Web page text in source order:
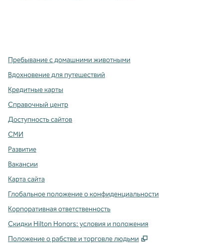
Пребывание с домашними животными
Вдохновение для путешествий
Кредитные карты
Справочный центр
Доступность сайтов
СМИ
Развитие
Вакансии
Карта сайта
Глобальное положение о конфиденциальности
Корпоративная ответственность
Скидки Hilton Honors: условия и положения
Положение о рабстве и торговле людьми
,